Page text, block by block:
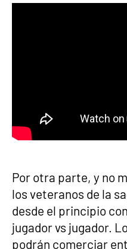
Por otra parte, y no
los veteranos de la
desde el principio
jugador vs jugador.
podrán comerciar